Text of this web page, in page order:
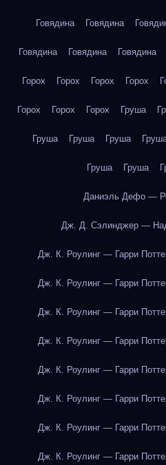
Говядина Говядина
Говядина Говядина Говядина
Горох Горох Горох Горох
Горох Горох Горох Груша
Груша Груша Груша
Груша Груша
Даниэль Дефо —
Дж. Д. Сэлинджер —
Дж. К. Роулинг — Гарри
Дж. К. Роулинг — Гарри
Дж. К. Роулинг — Гарри
Дж. К. Роулинг — Гарри
Дж. К. Роулинг — Гарри
Дж. К. Роулинг — Гарри
Дж. К. Роулинг — Гарри
Дж. К. Роулинг — Гарри